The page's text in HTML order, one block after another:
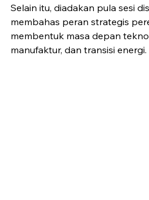
Selain itu, diadakan pula sesi
membahas peran strategis
membentuk masa depan
manufaktur, dan transisi energi.